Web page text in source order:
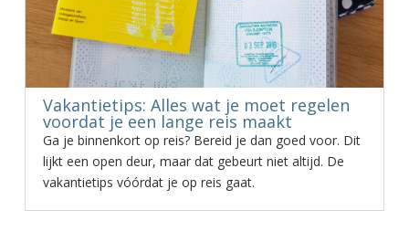
Vakantietips: Alles wat je moet regelen
voordat je een lange reis maakt
Ga je binnenkort op reis? Bereid je dan goed voor. Dit
lijkt een open deur, maar dat gebeurt niet altijd. De
vakantietips vóórdat je op reis gaat.